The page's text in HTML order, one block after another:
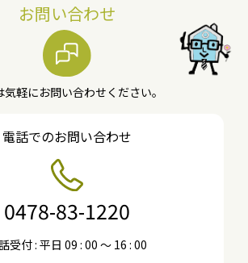
お問い合わせ
気軽にお問い合わせください。
電話でのお問い合わせ
0478-83-1220
受付 : 平日 09 : 00 〜 16 : 00